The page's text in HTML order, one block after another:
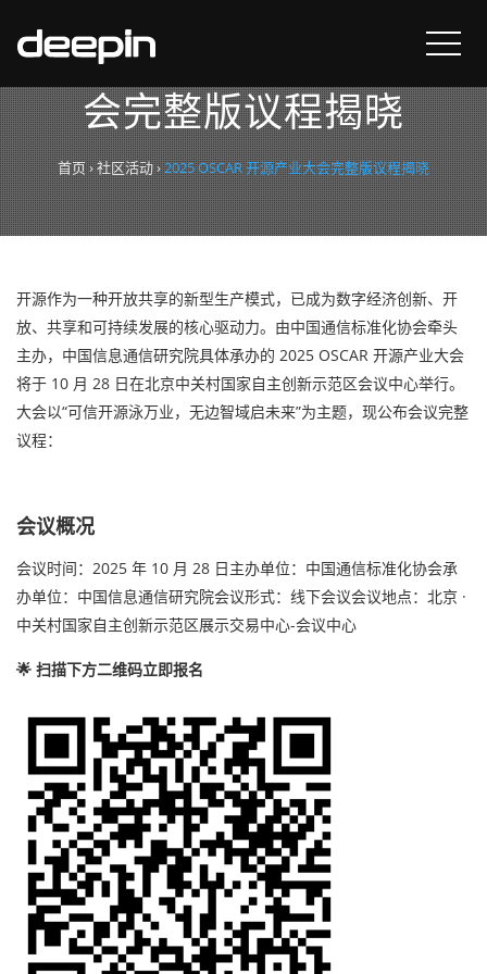
2025 OSCAR 开源产业大
会完整版议程揭晓
首页›社区活动›2025 OSCAR 开源产业大会完整版议程揭晓
开源作为一种开放共享的新型生产模式，已成为数字经济创新、开
放、共享和可持续发展的核心驱动力。由中国通信标准化协会牵头
主办，中国信息通信研究院具体承办的 2025 OSCAR 开源产业大会
将于 10 月 28 日在北京中关村国家自主创新示范区会议中心举行。
大会以“可信开源泳万业，无边智域启未来”为主题，现公布会议完整
议程：
会议概况
会议时间：2025 年 10 月 28 日主办单位：中国通信标准化协会承
办单位：中国信息通信研究院会议形式：线下会议会议地点：北京 ·
中关村国家自主创新示范区展示交易中心-会议中心
🌟 扫描下方二维码立即报名